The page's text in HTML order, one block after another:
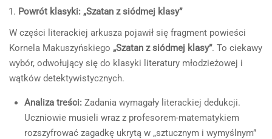
Powrót klasyki: „Szatan z siódmej klasy”
W części literackiej arkusza pojawił się fragment powieści
Kornela Makuszyńskiego „Szatan z siódmej klasy”. To ciekawy
wybór, odwołujący się do klasyki literatury młodzieżowej i
wątków detektywistycznych.
Analiza treści: Zadania wymagały literackiej dedukcji.
Uczniowie musieli wraz z profesorem-matematykiem
rozszyfrować zagadkę ukrytą w „sztucznym i wymyślnym”